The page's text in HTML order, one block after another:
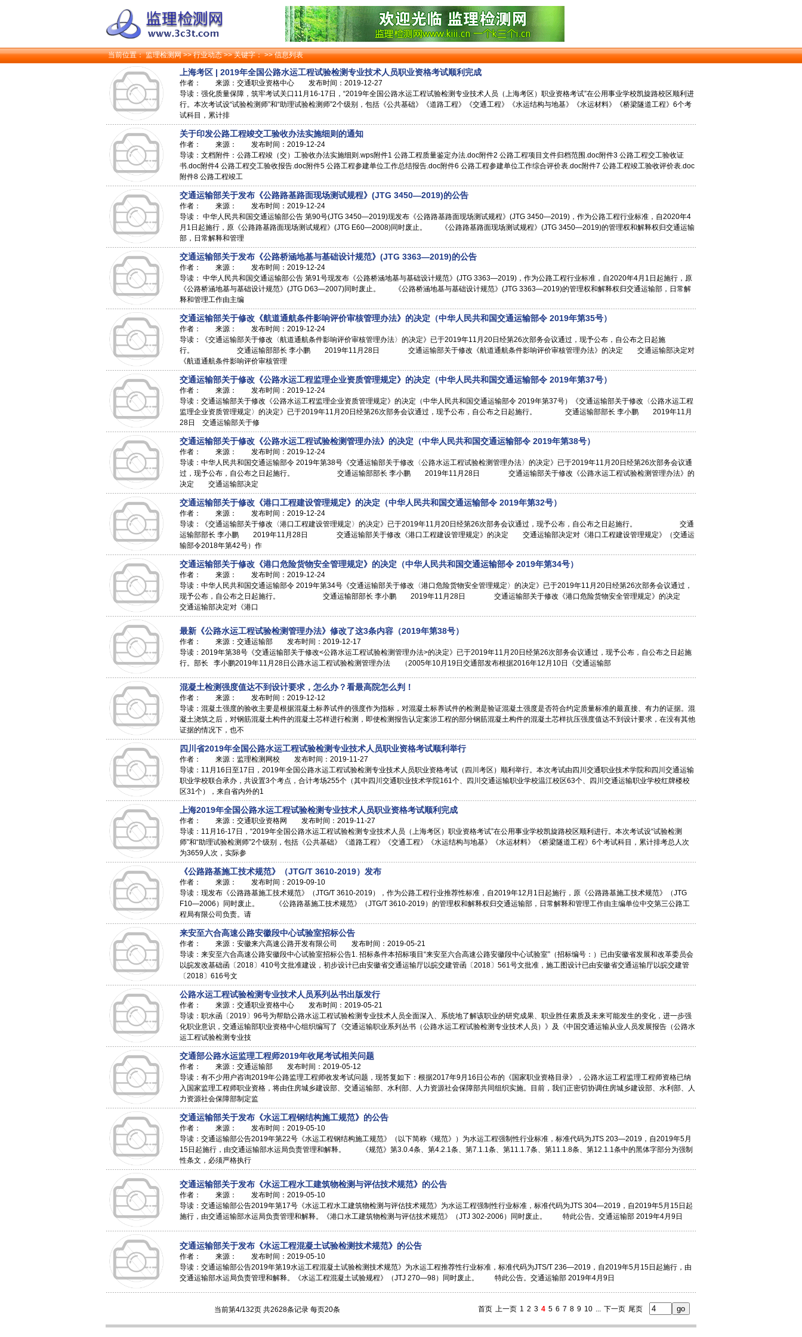
当前位置：监理检测网>>行业动态>> 关键字： >> 信息列表
上海考区 | 2019年全国公路水运工程试验检测专业技术人员职业资格考试顺利完成
作者： 来源：交通职业资格中心 发布时间：2019-12-27
导读：强化质量保障，筑牢考试关口11月16-17日，“2019年全国公路水运工程试验检测专业技术人员（上海考区）职业资格考试”在公用事业学校凯旋路校区顺利进
行。本次考试设“试验检测师”和“助理试验检测师”2个级别，包括《公共基础》《道路工程》《交通工程》《水运结构与地基》《水运材料》《桥梁隧道工程》6个考
试科目，累计排
关于印发公路工程竣交工验收办法实施细则的通知
作者： 来源： 发布时间：2019-12-24
导读：文档附件：公路工程竣（交）工验收办法实施细则.wps附件1 公路工程质量鉴定办法.doc附件2 公路工程项目文件归档范围.doc附件3 公路工程交工验收证
书.doc附件4 公路工程交工验收报告.doc附件5 公路工程参建单位工作总结报告.doc附件6 公路工程参建单位工作综合评价表.doc附件7 公路工程竣工验收评价表.doc
附件8 公路工程竣工
交通运输部关于发布《公路路基路面现场测试规程》(JTG 3450—2019)的公告
作者： 来源： 发布时间：2019-12-24
导读： 中华人民共和国交通运输部公告 第90号(JTG 3450—2019)现发布《公路路基路面现场测试规程》(JTG 3450—2019)，作为公路工程行业标准，自2020年4
月1日起施行，原《公路路基路面现场测试规程》(JTG E60—2008)同时废止。 《公路路基路面现场测试规程》(JTG 3450—2019)的管理权和解释权归交通运输
部，日常解释和管理
交通运输部关于发布《公路桥涵地基与基础设计规范》(JTG 3363—2019)的公告
作者： 来源： 发布时间：2019-12-24
导读： 中华人民共和国交通运输部公告 第91号现发布《公路桥涵地基与基础设计规范》(JTG 3363—2019)，作为公路工程行业标准，自2020年4月1日起施行，原
《公路桥涵地基与基础设计规范》(JTG D63—2007)同时废止。 《公路桥涵地基与基础设计规范》(JTG 3363—2019)的管理权和解释权归交通运输部，日常解
释和管理工作由主编
交通运输部关于修改《航道通航条件影响评价审核管理办法》的决定（中华人民共和国交通运输部令 2019年第35号）
作者： 来源： 发布时间：2019-12-24
导读：《交通运输部关于修改〈航道通航条件影响评价审核管理办法〉的决定》已于2019年11月20日经第26次部务会议通过，现予公布，自公布之日起施
行。 交通运输部部长 李小鹏 2019年11月28日 交通运输部关于修改《航道通航条件影响评价审核管理办法》的决定 交通运输部决定对
《航道通航条件影响评价审核管理
交通运输部关于修改《公路水运工程监理企业资质管理规定》的决定（中华人民共和国交通运输部令 2019年第37号）
作者： 来源： 发布时间：2019-12-24
导读：交通运输部关于修改《公路水运工程监理企业资质管理规定》的决定（中华人民共和国交通运输部令 2019年第37号）《交通运输部关于修改〈公路水运工程
监理企业资质管理规定〉的决定》已于2019年11月20日经第26次部务会议通过，现予公布，自公布之日起施行。 交通运输部部长 李小鹏 2019年11月
28日 交通运输部关于修
交通运输部关于修改《公路水运工程试验检测管理办法》的决定（中华人民共和国交通运输部令 2019年第38号）
作者： 来源： 发布时间：2019-12-24
导读：中华人民共和国交通运输部令 2019年第38号《交通运输部关于修改〈公路水运工程试验检测管理办法〉的决定》已于2019年11月20日经第26次部务会议通
过，现予公布，自公布之日起施行。 交通运输部部长 李小鹏 2019年11月28日 交通运输部关于修改《公路水运工程试验检测管理办法》的
决定 交通运输部决定
交通运输部关于修改《港口工程建设管理规定》的决定（中华人民共和国交通运输部令 2019年第32号）
作者： 来源： 发布时间：2019-12-24
导读：《交通运输部关于修改〈港口工程建设管理规定〉的决定》已于2019年11月20日经第26次部务会议通过，现予公布，自公布之日起施行。 交通
运输部部长 李小鹏 2019年11月28日 交通运输部关于修改《港口工程建设管理规定》的决定 交通运输部决定对《港口工程建设管理规定》（交通运
输部令2018年第42号）作
交通运输部关于修改《港口危险货物安全管理规定》的决定（中华人民共和国交通运输部令 2019年第34号）
作者： 来源： 发布时间：2019-12-24
导读：中华人民共和国交通运输部令 2019年第34号《交通运输部关于修改〈港口危险货物安全管理规定〉的决定》已于2019年11月20日经第26次部务会议通过，
现予公布，自公布之日起施行。 交通运输部部长 李小鹏 2019年11月28日 交通运输部关于修改《港口危险货物安全管理规定》的决定
交通运输部决定对《港口
最新《公路水运工程试验检测管理办法》修改了这3条内容（2019年第38号）
作者： 来源：交通运输部 发布时间：2019-12-17
导读：2019年第38号《交通运输部关于修改<公路水运工程试验检测管理办法>的决定》已于2019年11月20日经第26次部务会议通过，现予公布，自公布之日起施
行。部长 李小鹏2019年11月28日公路水运工程试验检测管理办法 （2005年10月19日交通部发布根据2016年12月10日《交通运输部
混凝土检测强度值达不到设计要求，怎么办？看最高院怎么判！
作者： 来源： 发布时间：2019-12-12
导读：混凝土强度的验收主要是根据混凝土标养试件的强度作为指标，对混凝土标养试件的检测是验证混凝土强度是否符合约定质量标准的最直接、有力的证据。混
凝土浇筑之后，对钢筋混凝土构件的混凝土芯样进行检测，即使检测报告认定案涉工程的部分钢筋混凝土构件的混凝土芯样抗压强度值达不到设计要求，在没有其他
证据的情况下，也不
四川省2019年全国公路水运工程试验检测专业技术人员职业资格考试顺利举行
作者： 来源：监理检测网校 发布时间：2019-11-27
导读：11月16日至17日，2019年全国公路水运工程试验检测专业技术人员职业资格考试（四川考区）顺利举行。本次考试由四川交通职业技术学院和四川交通运输
职业学校联合承办，共设置3个考点，合计考场255个（其中四川交通职业技术学院161个、四川交通运输职业学校温江校区63个、四川交通运输职业学校红牌楼校
区31个），来自省内外的1
上海2019年全国公路水运工程试验检测专业技术人员职业资格考试顺利完成
作者： 来源：交通职业资格网 发布时间：2019-11-27
导读：11月16-17日，“2019年全国公路水运工程试验检测专业技术人员（上海考区）职业资格考试”在公用事业学校凯旋路校区顺利进行。本次考试设“试验检测
师”和“助理试验检测师”2个级别，包括《公共基础》《道路工程》《交通工程》《水运结构与地基》《水运材料》《桥梁隧道工程》6个考试科目，累计排考总人次
为3659人次，实际参
《公路路基施工技术规范》（JTG/T 3610-2019）发布
作者： 来源： 发布时间：2019-09-10
导读：现发布《公路路基施工技术规范》（JTG/T 3610-2019），作为公路工程行业推荐性标准，自2019年12月1日起施行，原《公路路基施工技术规范》（JTG
F10—2006）同时废止。 《公路路基施工技术规范》（JTG/T 3610-2019）的管理权和解释权归交通运输部，日常解释和管理工作由主编单位中交第三公路工
程局有限公司负责。请
来安至六合高速公路安徽段中心试验室招标公告
作者： 来源：安徽来六高速公路开发有限公司 发布时间：2019-05-21
导读：来安至六合高速公路安徽段中心试验室招标公告1. 招标条件本招标项目“来安至六合高速公路安徽段中心试验室”（招标编号：）已由安徽省发展和改革委员会
以皖发改基础函〔2018〕410号文批准建设，初步设计已由安徽省交通运输厅以皖交建管函〔2018〕561号文批准，施工图设计已由安徽省交通运输厅以皖交建管
〔2018〕616号文
公路水运工程试验检测专业技术人员系列丛书出版发行
作者： 来源：交通职业资格中心 发布时间：2019-05-21
导读：职水函〔2019〕96号为帮助公路水运工程试验检测专业技术人员全面深入、系统地了解该职业的研究成果、职业胜任素质及未来可能发生的变化，进一步强
化职业意识，交通运输部职业资格中心组织编写了《交通运输职业系列丛书（公路水运工程试验检测专业技术人员）》及《中国交通运输从业人员发展报告（公路水
运工程试验检测专业技
交通部公路水运监理工程师2019年收尾考试相关问题
作者： 来源：交通运输部 发布时间：2019-05-12
导读：有不少用户咨询2019年公路监理工程师收发考试问题，现答复如下：根据2017年9月16日公布的《国家职业资格目录》，公路水运工程监理工程师资格已纳
入国家监理工程师职业资格，将由住房城乡建设部、交通运输部、水利部、人力资源社会保障部共同组织实施。目前，我们正密切协调住房城乡建设部、水利部、人
力资源社会保障部制定监
交通运输部关于发布《水运工程钢结构施工规范》的公告
作者： 来源： 发布时间：2019-05-10
导读：交通运输部公告2019年第22号《水运工程钢结构施工规范》（以下简称《规范》）为水运工程强制性行业标准，标准代码为JTS 203—2019，自2019年5月
15日起施行，由交通运输部水运局负责管理和解释。 《规范》第3.0.4条、第4.2.1条、第7.1.1条、第11.1.7条、第11.1.8条、第12.1.1条中的黑体字部分为强制
性条文，必须严格执行
交通运输部关于发布《水运工程水工建筑物检测与评估技术规范》的公告
作者： 来源： 发布时间：2019-05-10
导读：交通运输部公告2019年第17号《水运工程水工建筑物检测与评估技术规范》为水运工程强制性行业标准，标准代码为JTS 304—2019，自2019年5月15日起
施行，由交通运输部水运局负责管理和解释。《港口水工建筑物检测与评估技术规范》（JTJ 302-2006）同时废止。 特此公告。交通运输部 2019年4月9日
交通运输部关于发布《水运工程混凝土试验检测技术规范》的公告
作者： 来源： 发布时间：2019-05-10
导读：交通运输部公告2019年第19水运工程混凝土试验检测技术规范》为水运工程推荐性行业标准，标准代码为JTS/T 236—2019，自2019年5月15日起施行，由
交通运输部水运局负责管理和解释。《水运工程混凝土试验规程》（JTJ 270—98）同时废止。 特此公告。交通运输部 2019年4月9日
当前第4/132页 共2628条记录 每页20条 首页 上一页 1 2 3 4 5 6 7 8 9 10 ... 下一页 尾页